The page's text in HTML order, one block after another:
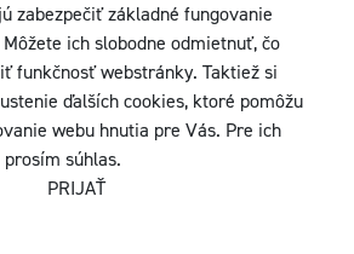
zabezpečiť základné fungovanie
ich slobodne odmietnuť, čo
funkčnosť webstránky. Taktiež si
ďalších cookies, ktoré pomôžu
webu hnutia pre Vás. Pre ich
súhlas.
PRIJAŤ